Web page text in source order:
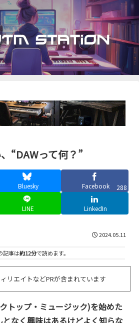
“DAWって何？”
Bluesky Facebook 288
LINE LinkedIn
2024.05.11
記事は約12分で読めます。
リエイトなどPRが含まれています
トップ・ミュージック)を始めた
となく興味はあるけどよく知らな